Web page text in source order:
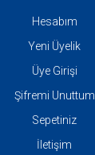
Hesabım
Yeni Üyelik
Üye Girişi
Şifremi Unuttum
Sepetiniz
İletişim